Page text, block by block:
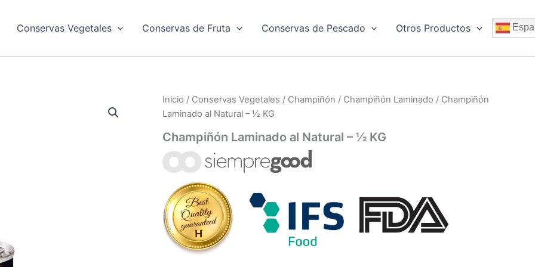
Conservas Vegetales Conservas de Fruta Conservas de Pescado Otros Productos
Inicio / Conservas Vegetales / Champiñón / Champiñón Laminado / Champiñón
Laminado al Natural – ½ KG
Champiñón Laminado al Natural – ½ KG